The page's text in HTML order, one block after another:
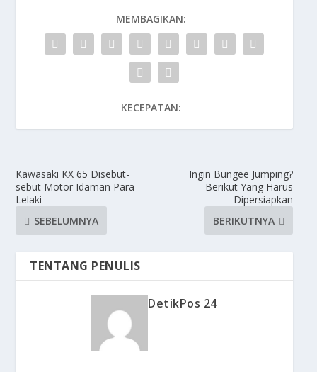
MEMBAGIKAN:
KECEPATAN:
Kawasaki KX 65 Disebut-
sebut Motor Idaman Para
Lelaki
SEBELUMNYA
Ingin Bungee Jumping?
Berikut Yang Harus
Dipersiapkan
BERIKUTNYA
TENTANG PENULIS
DetikPos 24